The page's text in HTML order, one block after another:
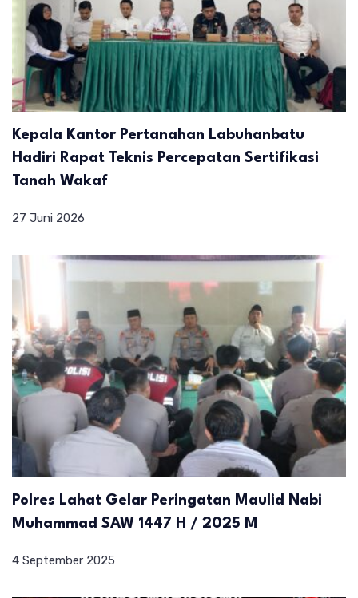
Kepala Kantor Pertanahan Labuhanbatu
Hadiri Rapat Teknis Percepatan Sertifikasi
Tanah Wakaf
27 Juni 2026
Polres Lahat Gelar Peringatan Maulid Nabi
Muhammad SAW 1447 H / 2025 M
4 September 2025